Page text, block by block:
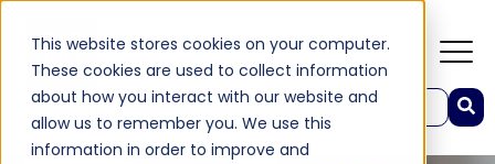
This website stores cookies on your computer.
These cookies are used to collect information
about how you interact with our website and
allow us to remember you. We use this
information in order to improve and
Este é um campo de pesquisa com recurso de sugestão automática incluído.
Não há sugestões porque o campo de pesquisa
Hospitality
Insights Da Indústria
Hotéis E Resorts